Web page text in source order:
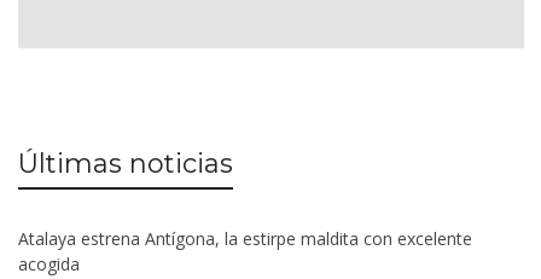
Últimas noticias
Atalaya estrena Antígona, la estirpe maldita con excelente
acogida